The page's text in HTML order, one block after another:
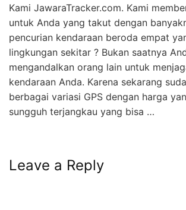
Kami JawaraTracker.com. Kami
untuk Anda yang takut dengan
pencurian kendaraan beroda empat
lingkungan sekitar ? Bukan saatnya
mengandalkan orang lain untuk
kendaraan Anda. Karena sekarang
berbagai variasi GPS dengan harga
sungguh terjangkau yang bisa …
Leave a Reply